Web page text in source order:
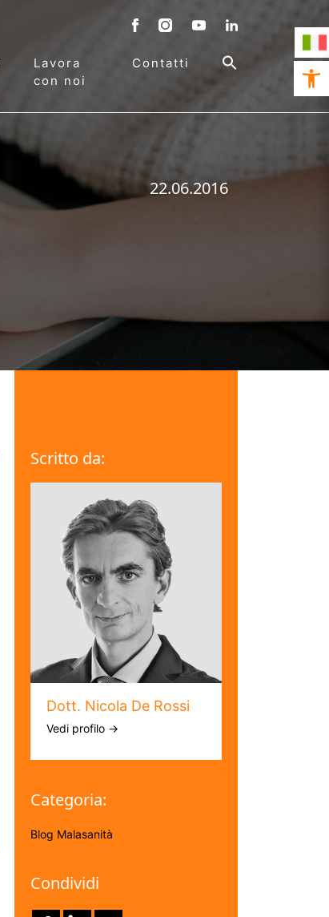
Lavora
con noi
Contatti
22.06.2016
Scritto da:
Dott. Nicola De Rossi
Vedi profilo →
Categoria:
Blog Malasanità
Condividi